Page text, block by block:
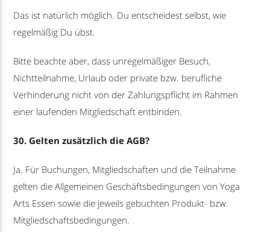
Das ist natürlich möglich. Du entscheidest selbst, wie
regelmäßig Du übst.
Bitte beachte aber, dass unregelmäßiger Besuch,
Nichtteilnahme, Urlaub oder private bzw. berufliche
Verhinderung nicht von der Zahlungspflicht im Rahmen
einer laufenden Mitgliedschaft entbinden.
30. Gelten zusätzlich die AGB?
Ja. Für Buchungen, Mitgliedschaften und die Teilnahme
gelten die Allgemeinen Geschäftsbedingungen von Yoga
Arts Essen sowie die jeweils gebuchten Produkt- bzw.
Mitgliedschaftsbedingungen.